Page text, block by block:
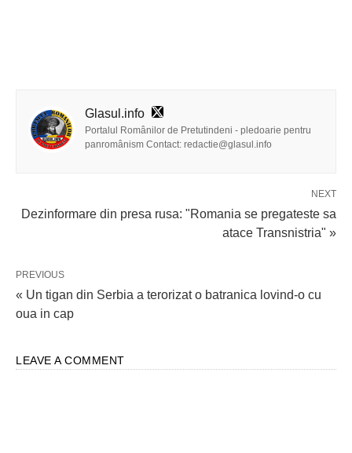
Glasul.info
Portalul Românilor de Pretutindeni - pledoarie pentru
panromânism Contact: redactie@glasul.info
NEXT
Dezinformare din presa rusa: "Romania se pregateste sa
atace Transnistria" »
PREVIOUS
« Un tigan din Serbia a terorizat o batranica lovind-o cu
oua in cap
LEAVE A COMMENT